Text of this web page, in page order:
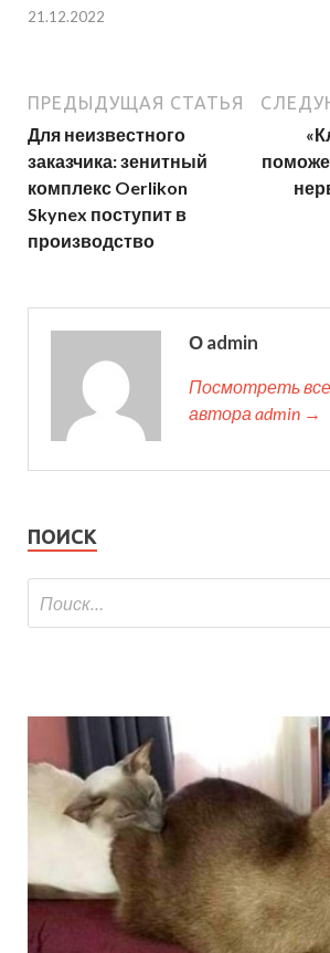
21.12.2022
ПРЕДЫДУЩАЯ СТАТЬЯ
Для неизвестного
заказчика: зенитный
комплекс Oerlikon
Skynex поступит в
производство
О admin
Посмотреть все
автора admin →
ПОИСК